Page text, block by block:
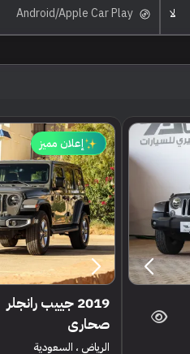
لا
إعلان مميز
2019 جييب رانجلر
صحارى
الرياض ، السعودية